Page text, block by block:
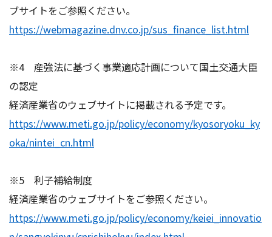
ブサイトをご参照ください。
https://webmagazine.dnv.co.jp/sus_finance_list.html
※4 産強法に基づく事業適応計画について国土交通大臣
の認定
経済産業省のウェブサイトに掲載される予定です。
https://www.meti.go.jp/policy/economy/kyosoryoku_ky
oka/nintei_cn.html
※5 利子補給制度
経済産業省のウェブサイトをご参照ください。
https://www.meti.go.jp/policy/economy/keiei_innovatio